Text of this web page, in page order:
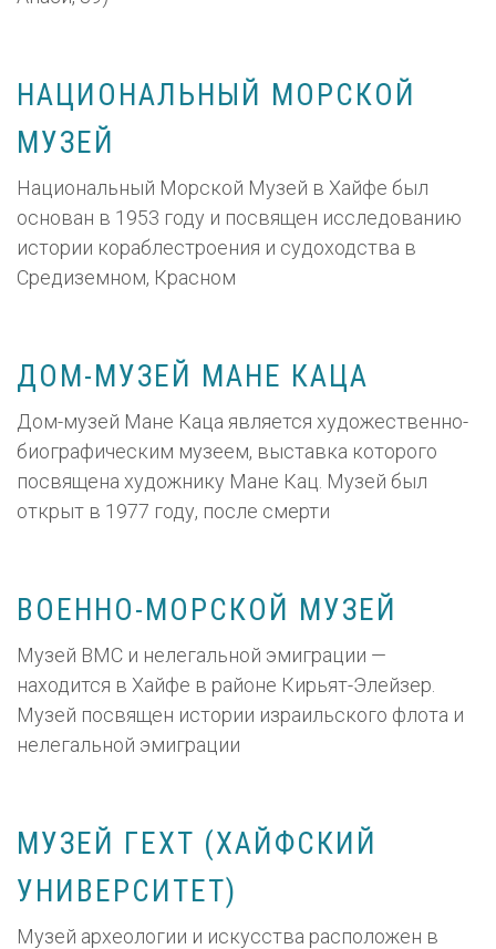
НАЦИОНАЛЬНЫЙ МОРСКОЙ
МУЗЕЙ
Национальный Морской Музей в Хайфе был
основан в 1953 году и посвящен исследованию
истории кораблестроения и судоходства в
Средиземном, Красном
ДОМ-МУЗЕЙ МАНЕ КАЦА
Дом-музей Мане Каца является художественно-
биографическим музеем, выставка которого
посвящена художнику Мане Кац. Музей был
открыт в 1977 году, после смерти
ВОЕННО-МОРСКОЙ МУЗЕЙ
Музей ВМС и нелегальной эмиграции —
находится в Хайфе в районе Кирьят-Элейзер.
Музей посвящен истории израильского флота и
нелегальной эмиграции
МУЗЕЙ ГЕХТ (ХАЙФСКИЙ
УНИВЕРСИТЕТ)
Музей археологии и искусства расположен в